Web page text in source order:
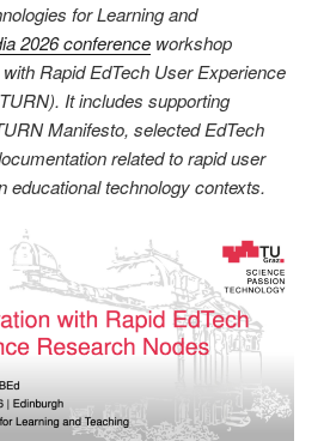
for Learning and
2026 conference workshop
Rapid EdTech User Experience
It includes supporting
Manifesto, selected EdTech
related to rapid user
educational technology contexts.